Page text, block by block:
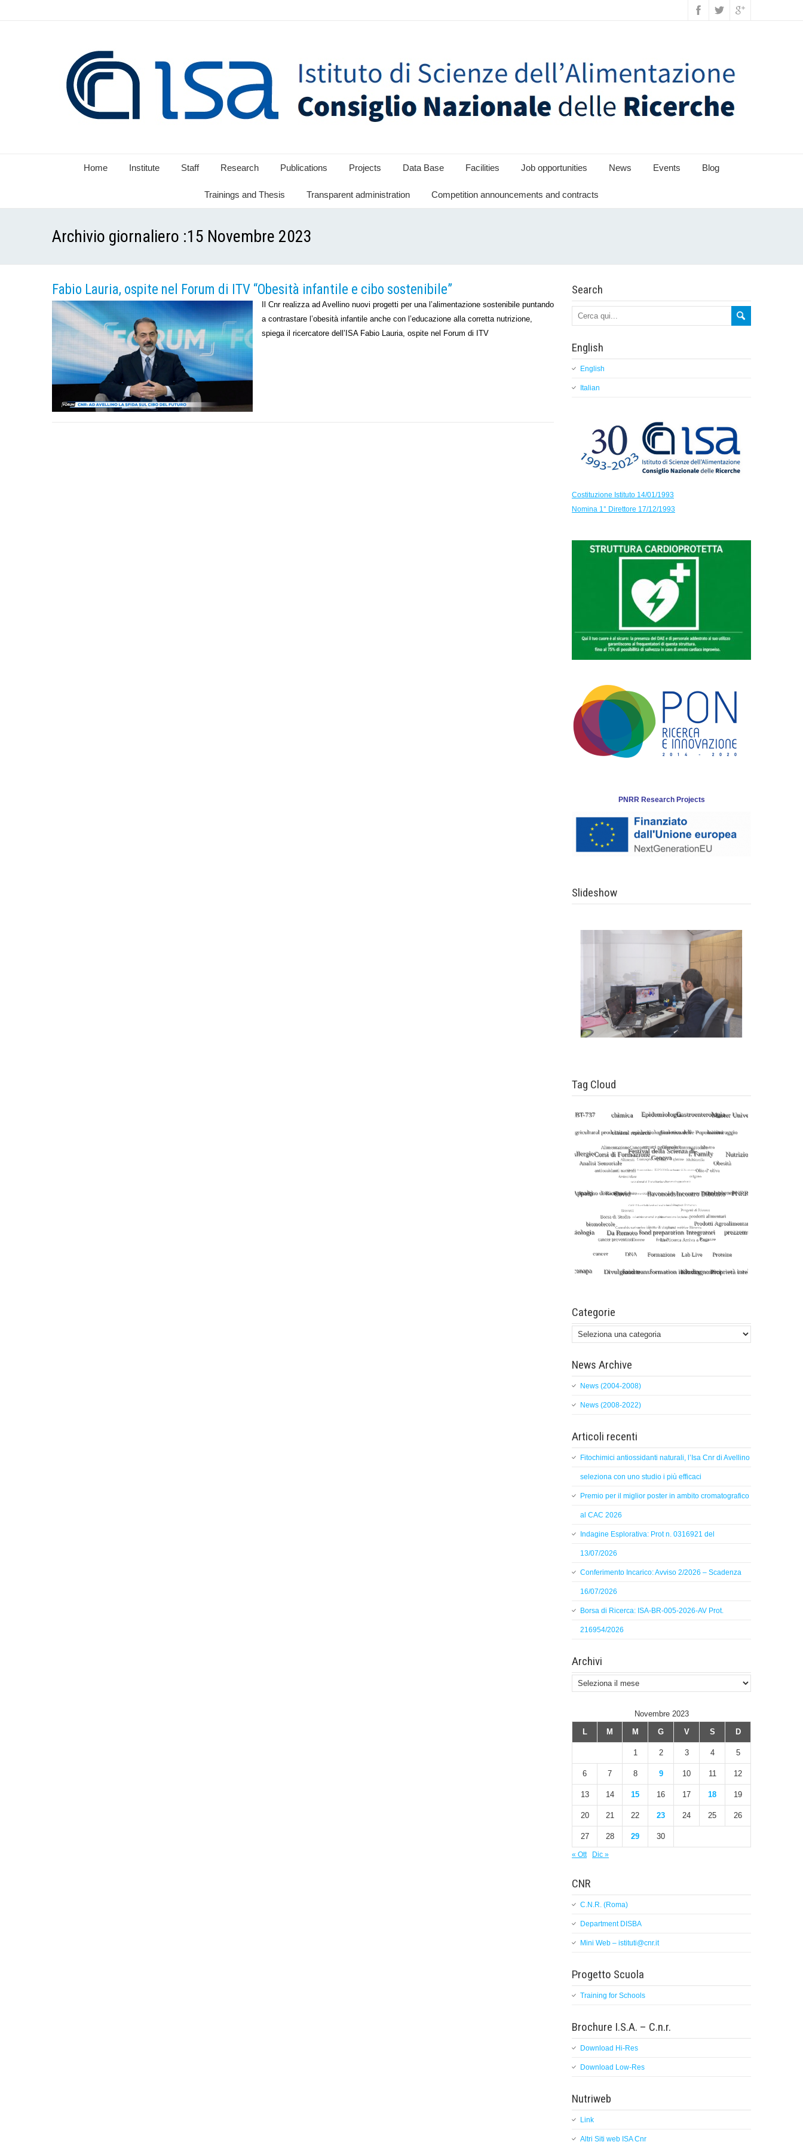
Home Institute Staff Research Publications Projects Data Base Facilities Job opportunities News Events Blog
Trainings and Thesis Transparent administration Competition announcements and contracts
Archivio giornaliero :15 Novembre 2023
Fabio Lauria, ospite nel Forum di ITV “Obesità infantile e cibo sostenibile”
Il Cnr realizza ad Avellino nuovi progetti per una l’alimentazione sostenibile puntando
a contrastare l’obesità infantile anche con l’educazione alla corretta nutrizione,
spiega il ricercatore dell’ISA Fabio Lauria, ospite nel Forum di ITV
Search
English
English
Italian
Costituzione Istituto 14/01/1993
Nomina 1° Direttore 17/12/1993
PNRR Research Projects
Slideshow
Tag Cloud
Categorie
Categorie
News Archive
News (2004-2008)
News (2008-2022)
Articoli recenti
Fitochimici antiossidanti naturali, l’Isa Cnr di Avellino
seleziona con uno studio i più efficaci
Premio per il miglior poster in ambito cromatografico
al CAC 2026
Indagine Esplorativa: Prot n. 0316921 del
13/07/2026
Conferimento Incarico: Avviso 2/2026 – Scadenza
16/07/2026
Borsa di Ricerca: ISA-BR-005-2026-AV Prot.
216954/2026
Archivi
Archivi
Novembre 2023
L
M M G V S D
1 2 3 4 5
6 7 8 9 10 11 12
13 14 15 16 17 18 19
20 21 22 23 24 25 26
27 28 29 30
« Ott Dic »
CNR
C.N.R. (Roma)
Department DISBA
Mini Web – istituti@cnr.it
Progetto Scuola
Training for Schools
Brochure I.S.A. – C.n.r.
Download Hi-Res
Download Low-Res
Nutriweb
Link
Altri Siti web ISA Cnr